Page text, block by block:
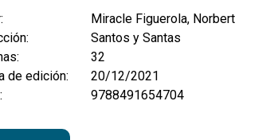
Miracle Figuerola, Norbert
Santos y Santas
32
de edición:
20/12/2021
9788491654704